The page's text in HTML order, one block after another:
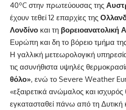
40ºC στην πρωτεύουσας της
έχουν τεθεί 12 επαρχίες της
Λονδίνο και τη βορειοανατολική
Ευρώπη και δη το βόρειο τμήμα
Η γαλλική μετεωρολογική
τις ασυνήθιστα υψηλές
θόλο», ενώ το Severe Weather
«εξαιρετικά ανώμαλος και ισχυρός
εγκατασταθεί πάνω από τη